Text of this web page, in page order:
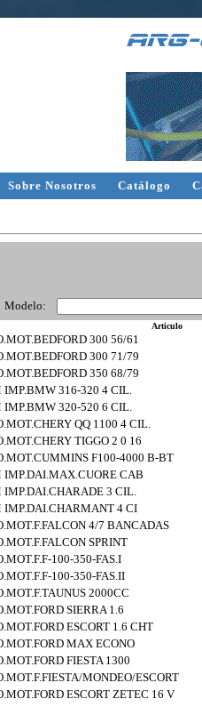
Sobre Nosotros Catálogo
Modelo:
Articulo
300 56/61
300 71/79
350 68/79
IMP.BMW 316-320 4 CIL.
IMP.BMW 320-520 6 CIL.
QQ 1100 4 CIL.
TIGGO 2 0 16
F100-4000 B-BT
IMP.DAI.MAX.CUORE CAB
IMP.DAI.CHARADE 3 CIL.
IMP.DAI.CHARMANT 4 CI
4/7 BANCADAS
SPRINT
100-350-FAS.I
100-350-FAS.II
2000CC
SIERRA 1.6
ESCORT 1.6 CHT
MAX ECONO
FIESTA 1300
MONDEO/ESCORT
ESCORT ZETEC 16 V